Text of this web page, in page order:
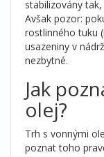
stabilizovány
Avšak pozor:
rostlinného tuku
usazeniny v
nezbytné.
Jak
olej?
Trh s vonnými
poznat toho